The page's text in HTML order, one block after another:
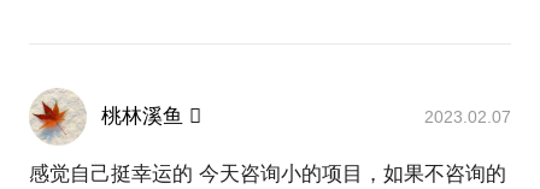
桃林溪鱼  2023.02.07
感觉自己挺幸运的 今天咨询小的项目，如果不咨询的